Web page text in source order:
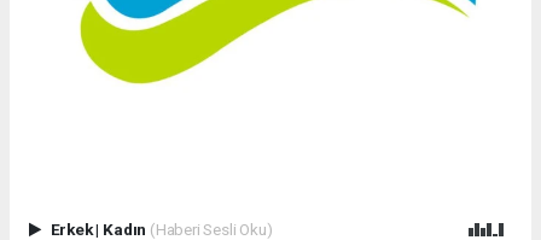
Erkek| Kadın (Haberi Sesli Oku)